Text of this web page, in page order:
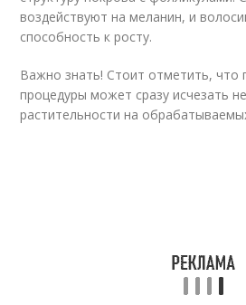
воздействуют на меланин, и
способность к росту.
Важно знать! Стоит отметить, что
процедуры может сразу исчезать
растительности на